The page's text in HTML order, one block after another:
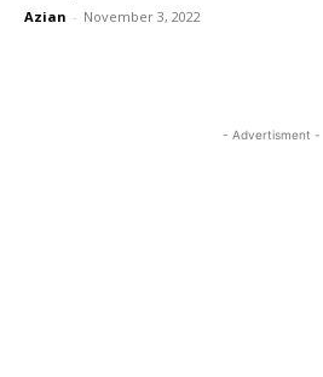
Azian - November 3, 2022
- Advertisment -